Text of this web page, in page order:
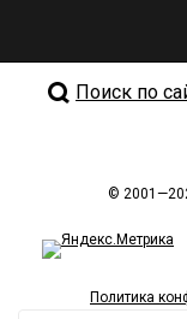
Поиск по
©
Политика